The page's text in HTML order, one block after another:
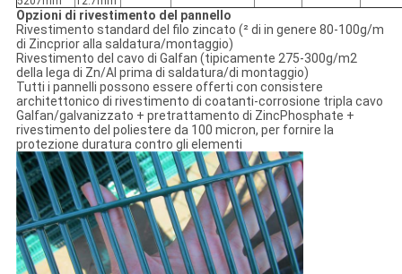
Opzioni di rivestimento del pannello
Rivestimento standard del filo zincato (² di in genere 80-100g/m
di Zincprior alla saldatura/montaggio)
Rivestimento del cavo di Galfan (tipicamente 275-300g/m2
della lega di Zn/Al prima di saldatura/di montaggio)
Tutti i pannelli possono essere offerti con consistere
architettonico di rivestimento di coatanti-corrosione tripla cavo
Galfan/galvanizzato + pretrattamento di ZincPhosphate +
rivestimento del poliestere da 100 micron, per fornire la
protezione duratura contro gli elementi